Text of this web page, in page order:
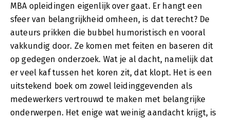
MBA opleidingen eigenlijk over gaat. Er hangt een
sfeer van belangrijkheid omheen, is dat terecht? De
auteurs prikken die bubbel humoristisch en vooral
vakkundig door. Ze komen met feiten en baseren dit
op gedegen onderzoek. Wat je al dacht, namelijk dat
er veel kaf tussen het koren zit, dat klopt. Het is een
uitstekend boek om zowel leidinggevenden als
medewerkers vertrouwd te maken met belangrijke
onderwerpen. Het enige wat weinig aandacht krijgt, is